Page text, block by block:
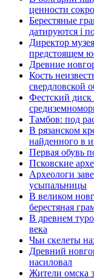
ценности
Берестяные
датируются i
Директор
предстоящем
Древние
Кость
свердловской
Фестский диск
Тамбов: под
В рязанском
найденного в
Первая обувь
Псковские
Археологи
усыпальницы
В великом
берестяная
В древнем
века
Чьи скелеты
Древний
насиловал
Жители омска